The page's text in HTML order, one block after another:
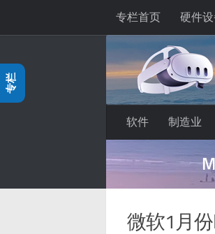
专栏首页 硬件
软件 制造业
微软1月
专栏